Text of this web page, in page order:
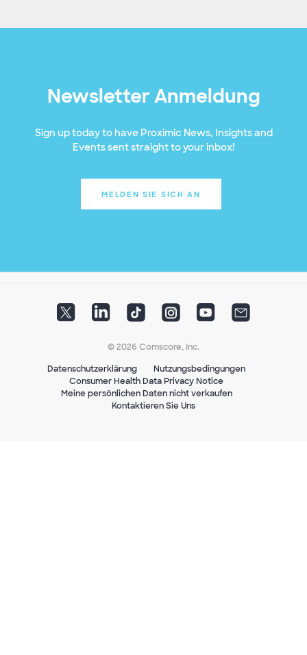
Newsletter Anmeldung
Sign up today to have Proximic News, Insights and
Events sent straight to your inbox!
MELDEN SIE SICH AN
© 2026 Comscore, Inc.
Datenschutzerklärung
Nutzungsbedingungen
Consumer Health Data Privacy Notice
Meine persönlichen Daten nicht verkaufen
Kontaktieren Sie Uns